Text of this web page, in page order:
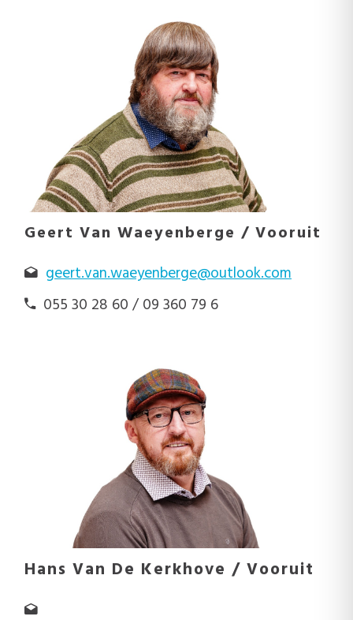
Geert Van Waeyenberge / Vooruit
geert.van.waeyenberge@outlook.com
055 30 28 60 / 09 360 79 6
Hans Van De Kerkhove / Vooruit